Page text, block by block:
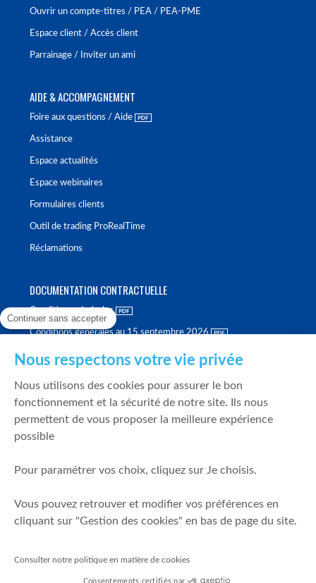
Ouvrir un compte-titres / PEA / PEA-PME
Espace client / Accès client
Parrainage / Inviter un ami
AIDE & ACCOMPAGNEMENT
Foire aux questions / Aide
Assistance
Espace actualités
Espace webinaires
Formulaires clients
Outil de trading ProRealTime
Réclamations
DOCUMENTATION CONTRACTUELLE
Conditions générales
Conditions générales au 15 septembre 2026
Politique de meilleure sélection
Politique de durabilité
Fonds de garantie des dépôts et de résolution
Mentions légales
Prévention de la fraude
Continuer sans accepter
Nous respectons votre vie privée
Nous utilisons des cookies pour assurer le bon
fonctionnement et la sécurité de notre site. Ils nous
permettent de vous proposer la meilleure expérience
possible
Pour paramétrer vos choix, cliquez sur Je choisis.
Vous pouvez retrouver et modifier vos préférences en
cliquant sur "Gestion des cookies" en bas de page du site.
Consulter notre politique en matière de cookies
Consentements certifiés par